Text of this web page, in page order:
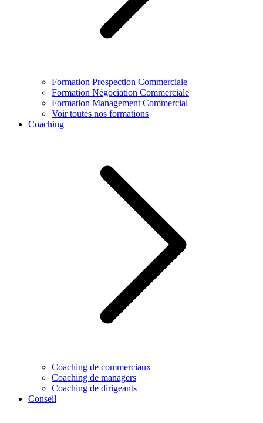
Formation Prospection Commerciale
Formation Négociation Commerciale
Formation Management Commercial
Voir toutes nos formations
Coaching
Coaching de commerciaux
Coaching de managers
Coaching de dirigeants
Conseil